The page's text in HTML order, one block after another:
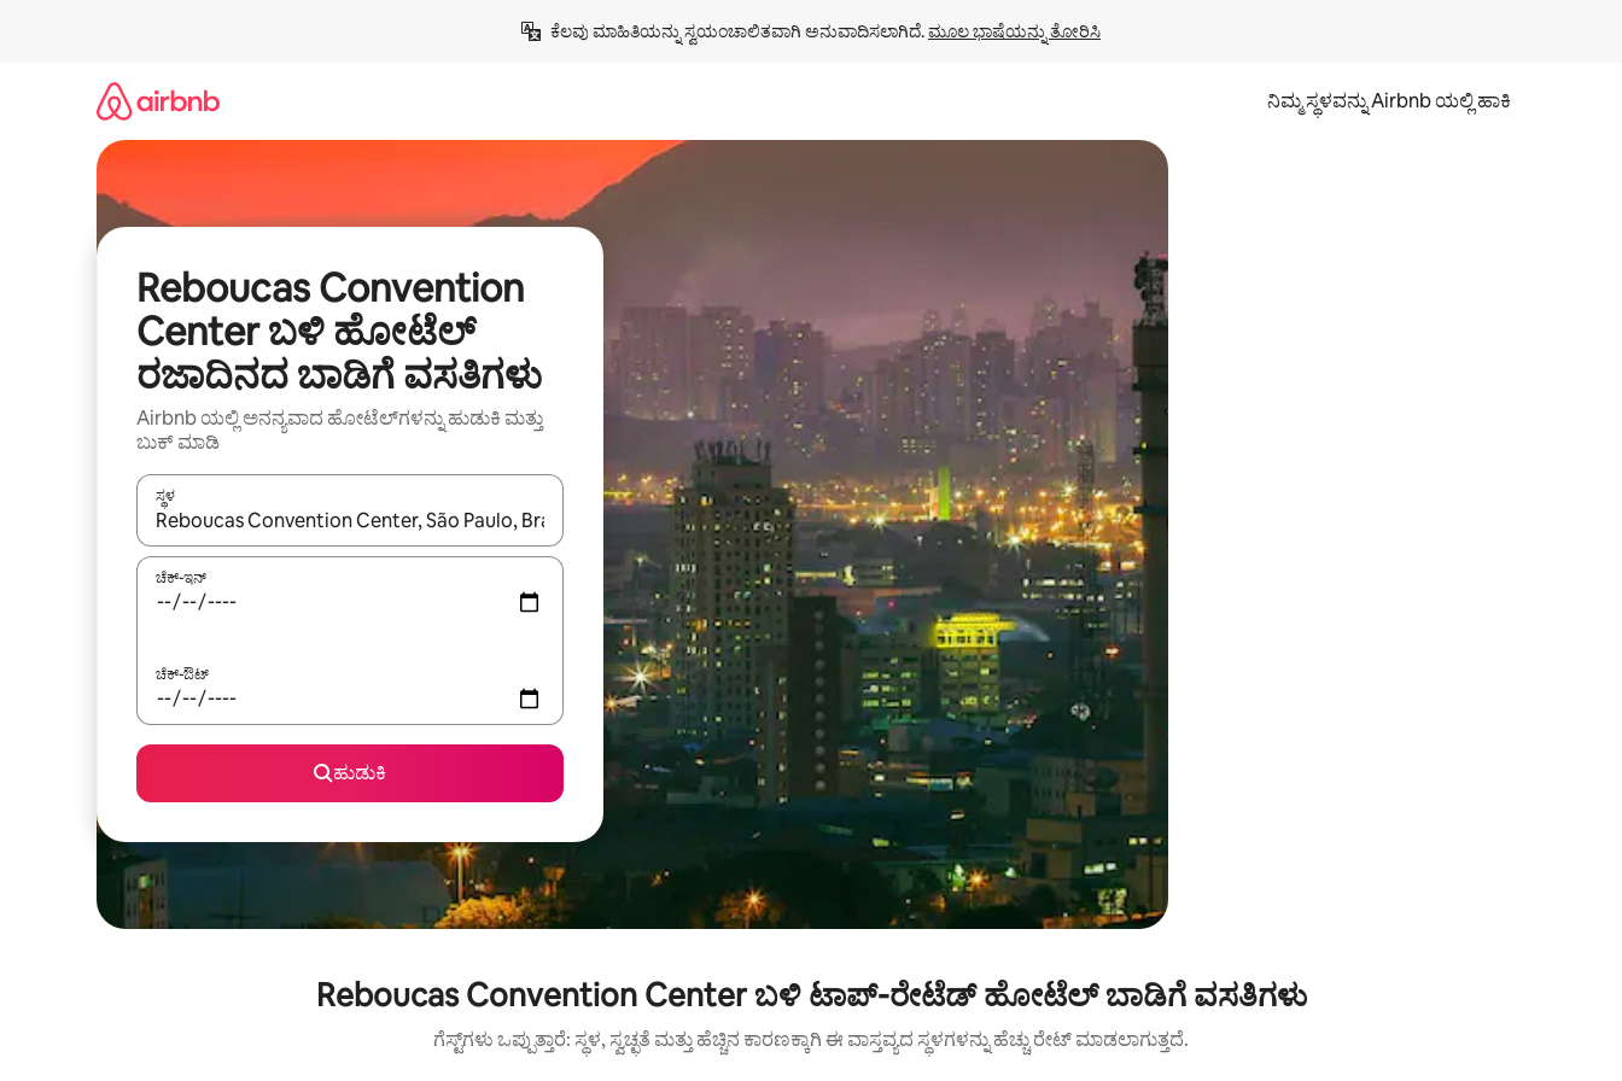
ಕೆಲವು ಮಾಹಿತಿಯನ್ನು ಸ್ವಯಂಚಾಲಿತವಾಗಿ ಅನುವಾದಿಸಲಾಗಿದೆ. ಮೂಲ ಭಾಷೆಯನ್ನು ತೋರಿಸಿ
ನಿಮ್ಮ ಸ್ಥಳವನ್ನು Airbnb ಯಲ್ಲಿ ಹಾಕಿ
Reboucas Convention
Center ಬಳಿ ಹೋಟೆಲ್
ರಜಾದಿನದ ಬಾಡಿಗೆ ವಸತಿಗಳು
Airbnb ಯಲ್ಲಿ ಅನನ್ಯವಾದ ಹೋಟೆಲ್‌ಗಳನ್ನು ಹುಡುಕಿ ಮತ್ತು
ಬುಕ್ ಮಾಡಿ
ಸ್ಥಳ
ಫಲಿತಾಂಶಗಳು ಲಭ್ಯವಿರುವಾಗ, ಅಪ್ ಮತ್ತು ಡೌನ್ ಬಾಣದ ಕೀಲಿಗಳೊಂದಿಗೆ ನ್ಯಾವಿಗೇಟ್ ಮಾಡಿ ಅಥವಾ ಸ್ಪರ್ಶ ಅಥವಾ ಸ್ವೈಪ್ ಗೆಸ್ಚರ್‌ಗಳ ಮೂಲಕ ಅನ್ವೇಷಿಸಿ.
ಚೆಕ್-ಇನ್
ಚೆಕ್-ಔಟ್
ಹುಡುಕಿ
Reboucas Convention Center ಬಳಿ ಟಾಪ್-ರೇಟೆಡ್ ಹೋಟೆಲ್ ಬಾಡಿಗೆ ವಸತಿಗಳು
ಗೆಸ್ಟ್‌ಗಳು ಒಪ್ಪುತ್ತಾರೆ: ಸ್ಥಳ, ಸ್ವಚ್ಛತೆ ಮತ್ತು ಹೆಚ್ಚಿನ ಕಾರಣಕ್ಕಾಗಿ ಈ ವಾಸ್ತವ್ಯದ ಸ್ಥಳಗಳನ್ನು ಹೆಚ್ಚು ರೇಟ್ ಮಾಡಲಾಗುತ್ತದೆ.